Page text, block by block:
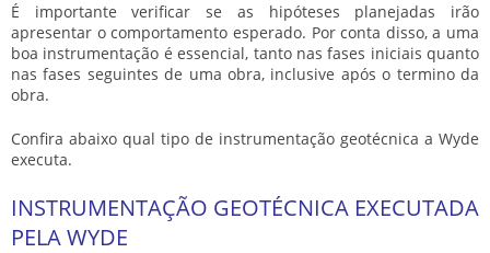
É importante verificar se as hipóteses planejadas irão
apresentar o comportamento esperado. Por conta disso, a uma
boa instrumentação é essencial, tanto nas fases iniciais quanto
nas fases seguintes de uma obra, inclusive após o termino da
obra.
Confira abaixo qual tipo de instrumentação geotécnica a Wyde
executa.
INSTRUMENTAÇÃO GEOTÉCNICA EXECUTADA
PELA WYDE